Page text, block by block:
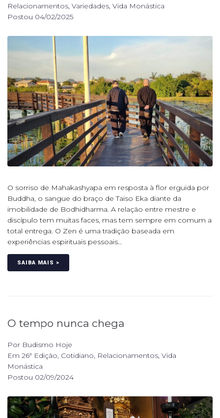
Relacionamentos, Variedades, Vida Monástica
Postou 04/02/2025
O sorriso de Mahakashyapa em resposta à flor erguida por
Buddha, o sangue do braço de Taiso Eka diante da
imobilidade de Bodhidharma. A relação entre mestre e
discípulo tem muitas faces, mas tem sempre em comum a
total entrega. O Zen é uma tradição baseada em
experiências espirituais pessoais...
SAIBA MAIS >
O tempo nunca chega
Por Budismo Hoje
Em 26ª Edição, Cotidiano, Relacionamentos, Vida
Monástica
Postou 02/09/2024